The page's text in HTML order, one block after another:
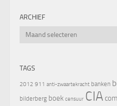
ARCHIEF
Archief
TAGS
2012 911 anti-zwaartekracht banken
bilderberg boek censuur CIA